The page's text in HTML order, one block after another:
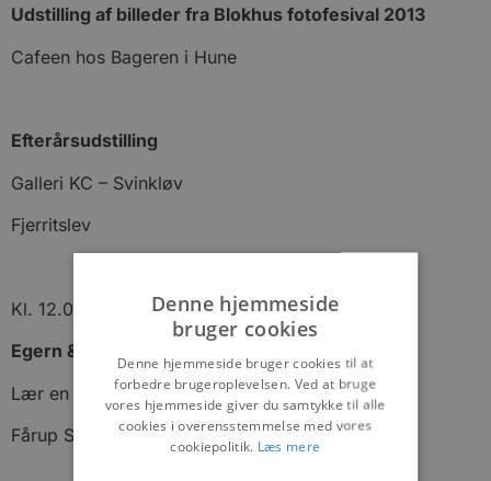
Udstilling af billeder fra Blokhus fotofesival 2013
Cafeen hos Bageren i Hune
Efterårsudstilling
Galleri KC – Svinkløv
Fjerritslev
Kl. 12.00 – 15.00
Egern & Pindsvins Danseskole
Lær en masse sjove dansetrin
Fårup Sommerland
Denne hjemmeside
bruger cookies
Denne hjemmeside bruger cookies til at
forbedre brugeroplevelsen. Ved at bruge
vores hjemmeside giver du samtykke til alle
cookies i overensstemmelse med vores
cookiepolitik. Læs mere